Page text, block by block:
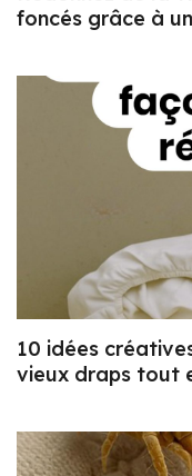
foncés grâce à
10 idées
vieux draps tout